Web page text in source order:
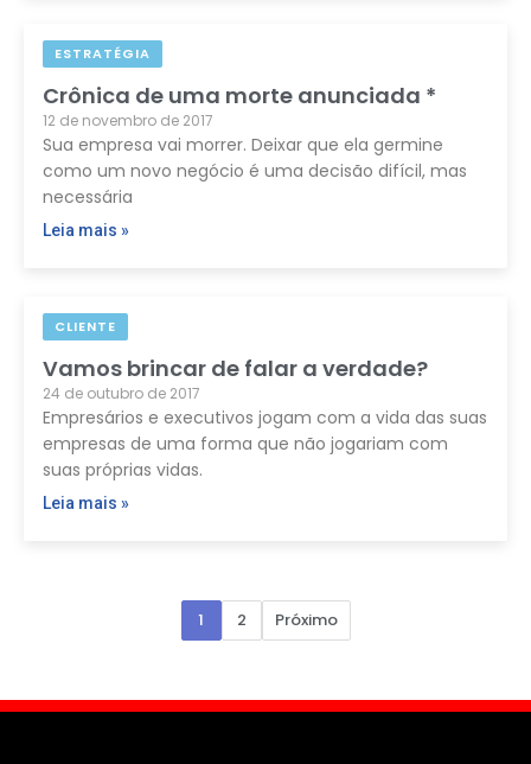
ESTRATÉGIA
Crônica de uma morte anunciada *
12 de novembro de 2017
Sua empresa vai morrer. Deixar que ela germine
como um novo negócio é uma decisão difícil, mas
necessária
Leia mais »
CLIENTE
Vamos brincar de falar a verdade?
24 de outubro de 2017
Empresários e executivos jogam com a vida das suas
empresas de uma forma que não jogariam com
suas próprias vidas.
Leia mais »
1 2 Próximo